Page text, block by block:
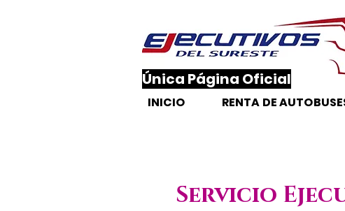
​Única Página Oficial
INICIO RENTA DE
Servicio